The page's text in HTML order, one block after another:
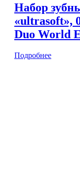
Набор
«ultrasoft»,
Duo World
Подробнее